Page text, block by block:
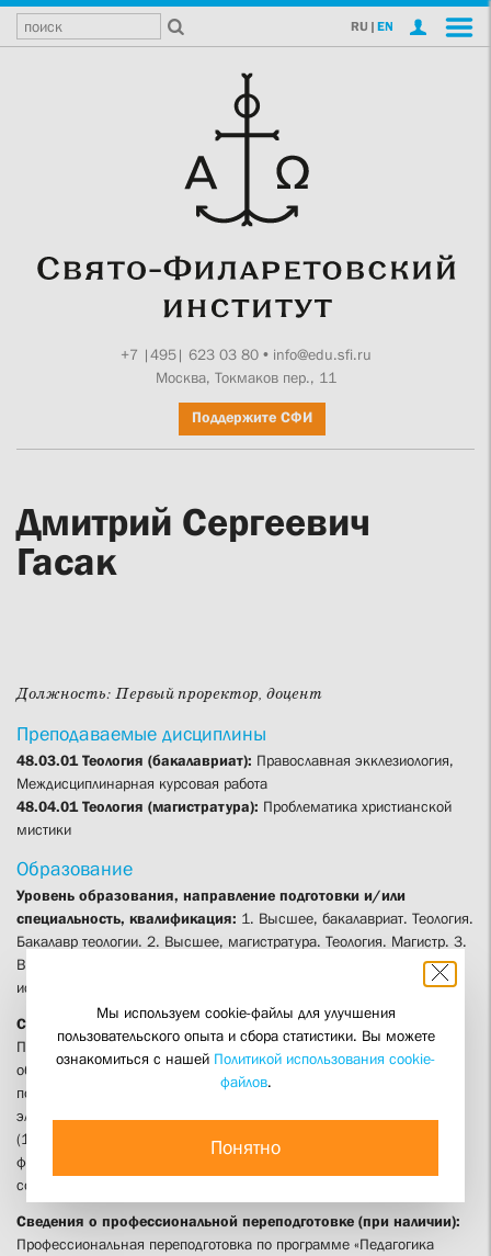
RU | EN
+7 |495| 623 03 80• info@edu.sfi.ru
Москва, Токмаков пер., 11
Поддержите СФИ
Дмитрий Сергеевич
Гасак
Должность: Первый проректор, доцент
Преподаваемые дисциплины
48.03.01 Теология (бакалавриат): Православная экклезиология,
Междисциплинарная курсовая работа
48.04.01 Теология (магистратура): Проблематика христианской
мистики
Образование
Уровень образования, направление подготовки и/или
специальность, квалификация: 1. Высшее, бакалавриат. Теология.
Бакалавр теологии. 2. Высшее, магистратура. Теология. Магистр. 3.
Высшее, аспирантура. Теология. Исследователь. Преподаватель-
исследователь
Сведения о повышении квалификации (за последние 3 года):
Повышение квалификации по программам «Инклюзивное
образование в ВУЗе» (03.2021), «Оказание первой помощи
пострадавшим» (11.2022), «Информационные технологии и
электронная информационно-образовательная среда в вузе»
(12.2023), «Актуализация рабочих программ дисциплин, практик и
фондов оценочных средств ОПОП ВО по направлению "Теология" в
соответствии с современными требованиями» (02.2026)
Сведения о профессиональной переподготовке (при наличии):
Профессиональная переподготовка по программе «Педагогика
Мы используем cookie-файлы для улучшения
пользовательского опыта и сбора статистики. Вы можете
ознакомиться с нашей Политикой использования cookie-
файлов.
Понятно